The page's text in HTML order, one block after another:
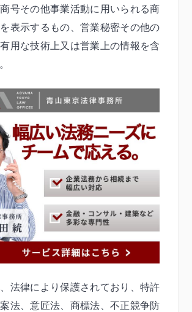
号その他事業活動に用いられる商
表示するもの、営業秘密その他の
用な技術上又は営業上の情報を含
法律により保護されており、特許
法、意匠法、商標法、不正競争防